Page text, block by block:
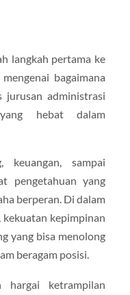
langkah pertama ke
bagaimana
jurusan administrasi
hebat dalam
keuangan, sampai
pengetahuan yang
berperan. Di dalam
kekuatan kepimpinan
yang bisa menolong
beragam posisi.
hargai ketrampilan